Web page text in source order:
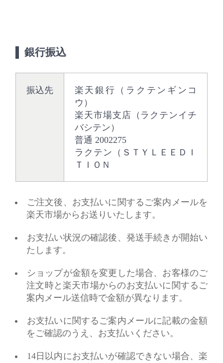
銀行振込
振込先
楽天銀行（ラクテンギンコ
ウ）
楽天市場支店（ラクテンイチ
バシテン）
普通 2002275
ラクテン（ＳＴＹＬＥＥＤＩ
ＴＩＯＮ
ご注文後、お支払いに関するご案内メールを
楽天市場からお送りいたします。
お支払い状況の確認後、発送手続きが開始い
たします。
ショップが金額を変更した場合、お客様のご
注文時と楽天市場からのお支払いに関するご
案内メール送信時で金額が異なります。
お支払いに関するご案内メールに記載の金額
をご確認のうえ、お支払いください。
14日以内にお支払いが確認できない場合、楽